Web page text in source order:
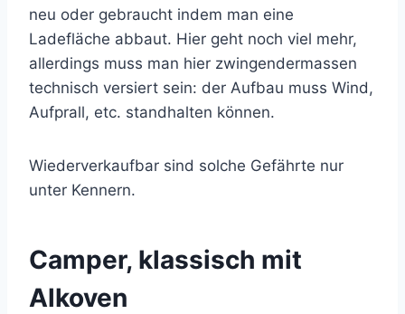
neu oder gebraucht indem man eine
Ladefläche abbaut. Hier geht noch viel mehr,
allerdings muss man hier zwingendermassen
technisch versiert sein: der Aufbau muss Wind,
Aufprall, etc. standhalten können.
Wiederverkaufbar sind solche Gefährte nur
unter Kennern.
Camper, klassisch mit
Alkoven